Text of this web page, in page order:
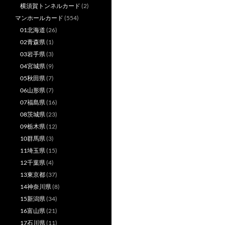
横須賀トンネルカード (2)
マンホールカード (554)
01北海道 (26)
02青森県(1)
03岩手県(3)
04宮城県(9)
05秋田県(7)
06山形県(7)
07福島県(16)
08茨城県(23)
09栃木県(12)
10群馬県(3)
11埼玉県(15)
12千葉県(4)
13東京都(37)
14神奈川県(8)
15新潟県(34)
16富山県(21)
17石川県(11)